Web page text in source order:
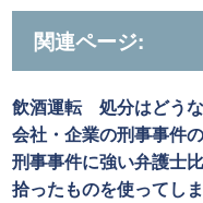
関連ページ:
飲酒運転 処分はどう
会社・企業の刑事事件
刑事事件に強い弁護士
拾ったものを使ってし